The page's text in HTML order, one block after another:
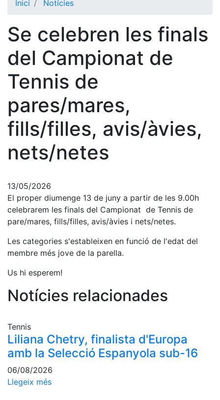
Història
La nostra
història
Cronologia
Presidents
Organització
Junta
directiva
Comissions
i comités
executiva
Fundació
Serveis
Instal·lacions
Preguntes
(FAQs)
Treballa amb
nosaltres
Tennis
Escola de
tennis
Next Gen
Inici Notícies
Se celebren les finals
del Campionat de
Tennis de
pares/mares,
fills/filles, avis/àvies,
nets/netes
13/05/2026
El proper diumenge 13 de juny a partir de les 9.00h
celebrarem les finals del Campionat de Tennis de
pare/mares, fills/filles, avis/àvies i nets/netes.
Les categories s'estableixen en funció de l'edat del
membre més jove de la parella.
Us hi esperem!
Notícies relacionades
Tennis
Liliana Chetry, finalista d'Europa
amb la Selecció Espanyola sub-16
06/08/2026
Llegeix més